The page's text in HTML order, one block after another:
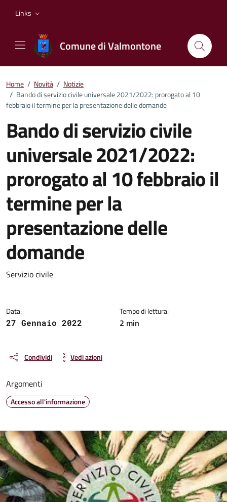
Links
Comune di Valmontone
Home / Novità / Notizie
/ Bando di servizio civile universale 2021/2022: prorogato al 10
febbraio il termine per la presentazione delle domande
Bando di servizio civile
universale 2021/2022:
prorogato al 10 febbraio il
termine per la
presentazione delle
domande
Dettagli della notizia
Servizio civile
Data:
27 Gennaio 2022
Tempo di lettura:
2 min
Condividi Vedi azioni
Argomenti
Accesso all'informazione